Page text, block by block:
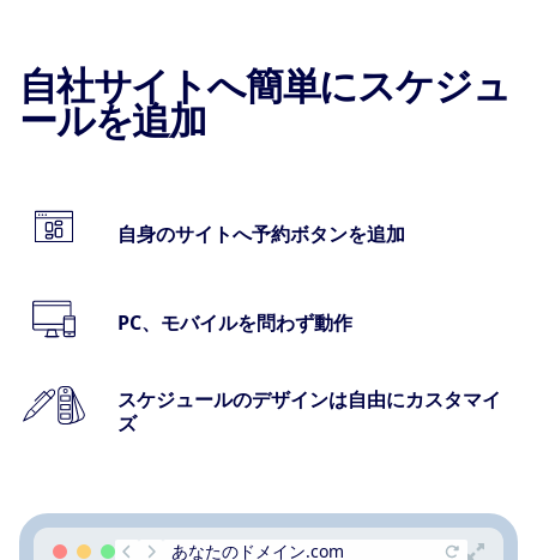
自社サイトへ簡単にスケジュ
ールを追加
自身のサイトへ予約ボタンを追加
PC、モバイルを問わず動作
スケジュールのデザインは自由にカスタマイ
ズ
あなたのドメイン.com